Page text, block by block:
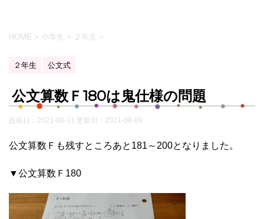
HOME > 小学生 > ２年生 >
２年生 公文式
公文算数Ｆ180は鬼仕様の問題
投稿日：2021-08-11 更新日： 2021-08-09
公文算数Ｆも残すところあと181～200となりました。
▼公文算数Ｆ180